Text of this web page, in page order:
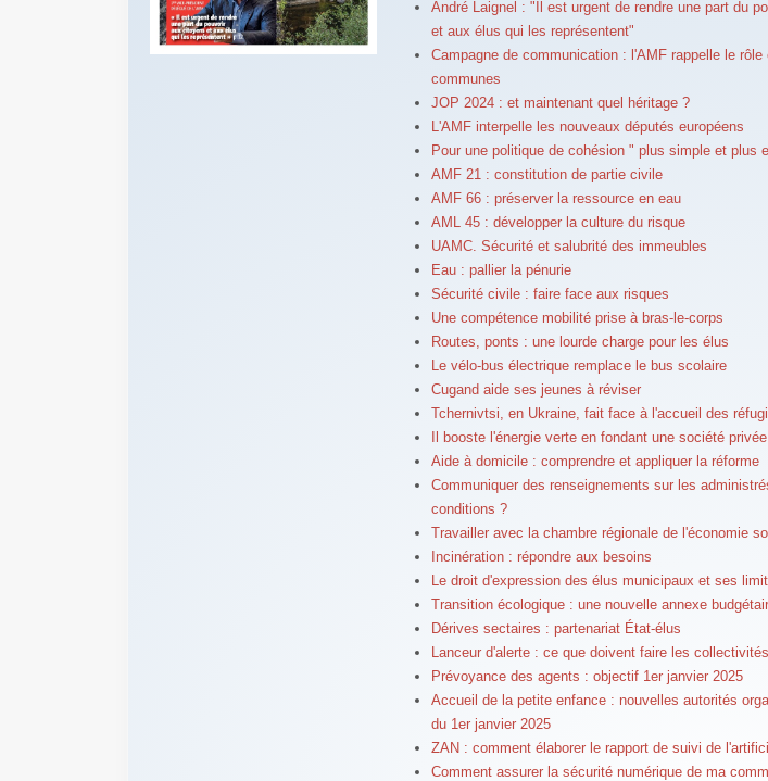
André Laignel : "Il est urgent de rendre une part du
et aux élus qui les représentent"
Campagne de communication : l'AMF rappelle le rôle
communes
JOP 2024 : et maintenant quel héritage ?
L'AMF interpelle les nouveaux députés européens
Pour une politique de cohésion " plus simple et plus
AMF 21 : constitution de partie civile
AMF 66 : préserver la ressource en eau
AML 45 : développer la culture du risque
UAMC. Sécurité et salubrité des immeubles
Eau : pallier la pénurie
Sécurité civile : faire face aux risques
Une compétence mobilité prise à bras-le-corps
Routes, ponts : une lourde charge pour les élus
Le vélo-bus électrique remplace le bus scolaire
Cugand aide ses jeunes à réviser
Tchernivtsi, en Ukraine, fait face à l'accueil des
Il booste l'énergie verte en fondant une société privée
Aide à domicile : comprendre et appliquer la réforme
Communiquer des renseignements sur les
conditions ?
Travailler avec la chambre régionale de l'économie
Incinération : répondre aux besoins
Le droit d'expression des élus municipaux et ses
Transition écologique : une nouvelle annexe
Dérives sectaires : partenariat État-élus
Lanceur d'alerte : ce que doivent faire les collectivités
Prévoyance des agents : objectif 1er janvier 2025
Accueil de la petite enfance : nouvelles autorités
du 1er janvier 2025
ZAN : comment élaborer le rapport de suivi de
Comment assurer la sécurité numérique de ma